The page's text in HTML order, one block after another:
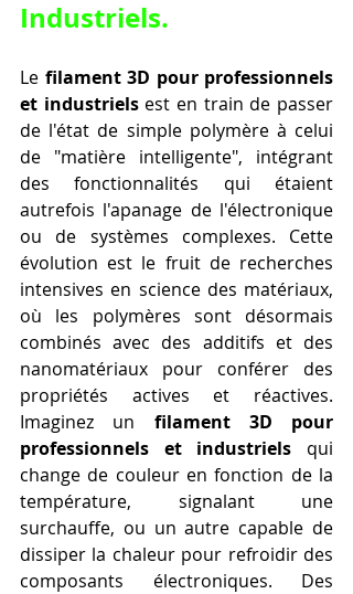
Industriels.
Le filament 3D pour professionnels
et industriels est en train de passer
de l'état de simple polymère à celui
de "matière intelligente", intégrant
des fonctionnalités qui étaient
autrefois l'apanage de l'électronique
ou de systèmes complexes. Cette
évolution est le fruit de recherches
intensives en science des matériaux,
où les polymères sont désormais
combinés avec des additifs et des
nanomatériaux pour conférer des
propriétés actives et réactives.
Imaginez un filament 3D pour
professionnels et industriels qui
change de couleur en fonction de la
température, signalant une
surchauffe, ou un autre capable de
dissiper la chaleur pour refroidir des